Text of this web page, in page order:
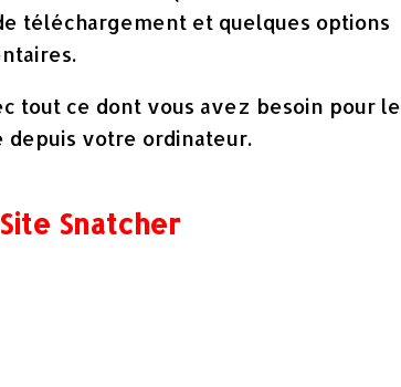
téléchargement et quelques options
tout ce dont vous avez besoin pour le
votre ordinateur.
Site Snatcher